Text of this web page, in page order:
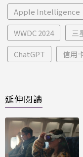
Apple Intelligence
WWDC 2024 三
ChatGPT 信用
延伸閱讀